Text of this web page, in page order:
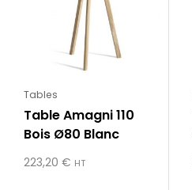
Tables
Table Amagni 110
Bois Ø80 Blanc
223,20 € HT